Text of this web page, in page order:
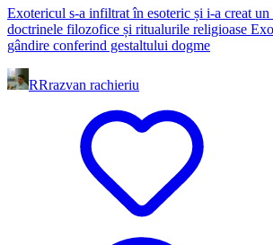
Exotericul s-a infiltrat în esoteric și i-a creat
doctrinele filozofice și ritualurile religioase
gândire conferind gestaltului dogme
RRrazvan rachieriu